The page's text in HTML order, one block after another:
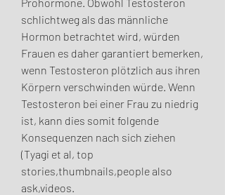
schlichtweg als das männliche
Hormon betrachtet wird, würden
Frauen es daher garantiert bemerken,
wenn Testosteron plötzlich aus ihren
Körpern verschwinden würde. Wenn
Testosteron bei einer Frau zu niedrig
ist, kann dies somit folgende
Konsequenzen nach sich ziehen
(Tyagi et al, top
stories,thumbnails,people also
ask,videos.